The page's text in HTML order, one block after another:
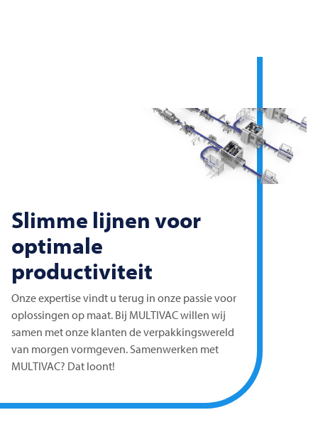
Slimme lijnen voor
optimale
productiviteit
Onze expertise vindt u terug in onze passie voor
oplossingen op maat. Bij MULTIVACwillen wij
samen met onze klanten de verpakkingswereld
van morgen vormgeven. Samenwerken met
MULTIVAC? Dat loont!